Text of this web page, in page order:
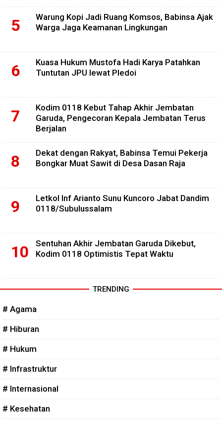
Warung Kopi Jadi Ruang Komsos, Babinsa Ajak
Warga Jaga Keamanan Lingkungan
Kuasa Hukum Mustofa Hadi Karya Patahkan
Tuntutan JPU lewat Pledoi
Kodim 0118 Kebut Tahap Akhir Jembatan
Garuda, Pengecoran Kepala Jembatan Terus
Berjalan
Dekat dengan Rakyat, Babinsa Temui Pekerja
Bongkar Muat Sawit di Desa Dasan Raja
Letkol Inf Arianto Sunu Kuncoro Jabat Dandim
0118/Subulussalam
Sentuhan Akhir Jembatan Garuda Dikebut,
Kodim 0118 Optimistis Tepat Waktu
TRENDING
# Agama
# Hiburan
# Hukum
# Infrastruktur
# Internasional
# Kesehatan